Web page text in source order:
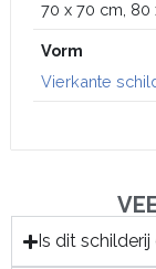
70 x 70 cm, 80
Vorm
Vierkante
Is dit